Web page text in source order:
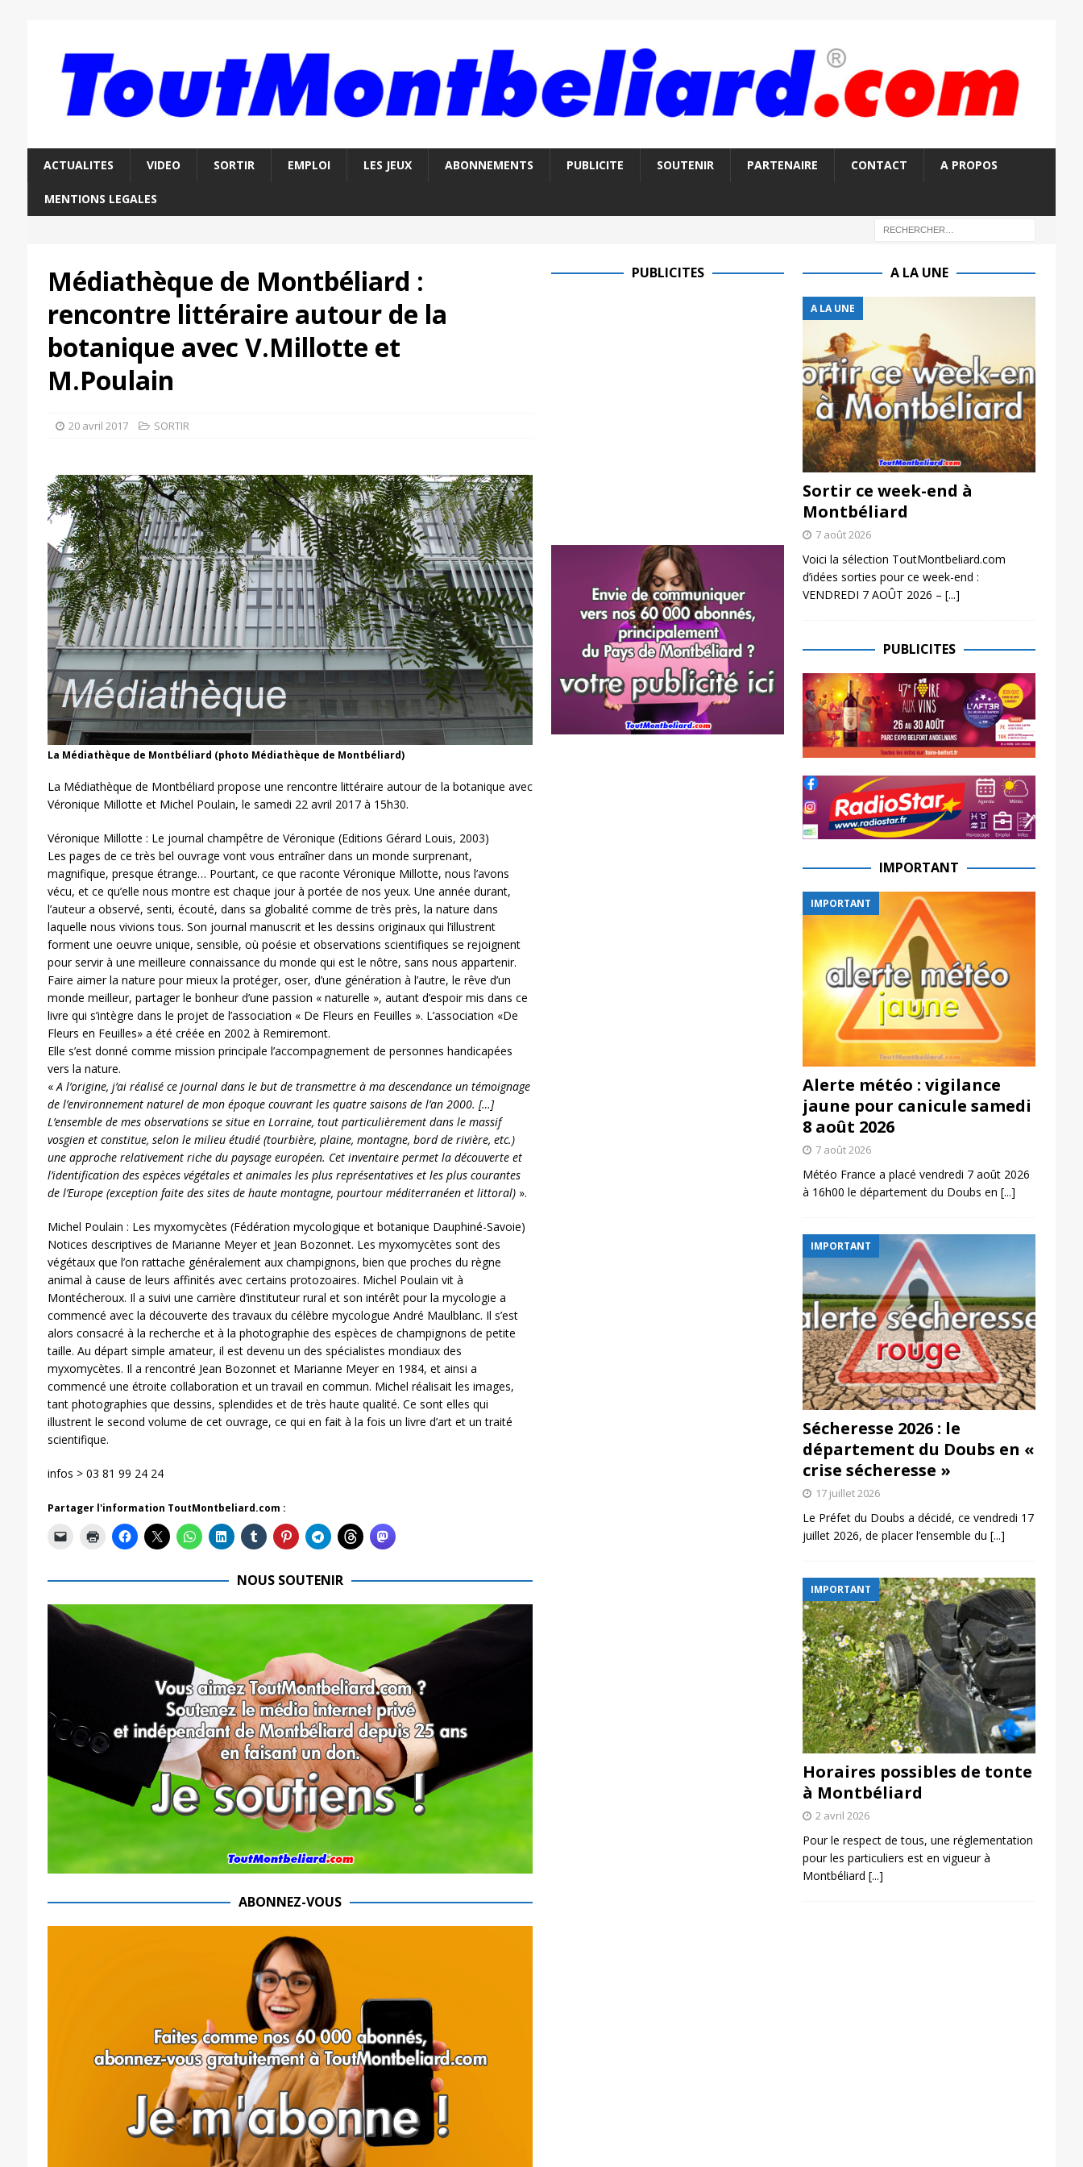
ACTUALITES VIDEO SORTIR EMPLOI LES JEUX ABONNEMENTS PUBLICITE SOUTENIR PARTENAIRE CONTACT A PROPOS
MENTIONS LEGALES
Médiathèque de Montbéliard :
rencontre littéraire autour de la
botanique avec V.Millotte et
M.Poulain
20 avril 2017 SORTIR
La Médiathèque de Montbéliard (photo Médiathèque de Montbéliard)
La Médiathèque de Montbéliard propose une rencontre littéraire autour de la botanique avec
Véronique Millotte et Michel Poulain, le samedi 22 avril 2017 à 15h30.
Véronique Millotte : Le journal champêtre de Véronique (Editions Gérard Louis, 2003)
Les pages de ce très bel ouvrage vont vous entraîner dans un monde surprenant,
magnifique, presque étrange… Pourtant, ce que raconte Véronique Millotte, nous l’avons
vécu, et ce qu’elle nous montre est chaque jour à portée de nos yeux. Une année durant,
l’auteur a observé, senti, écouté, dans sa globalité comme de très près, la nature dans
laquelle nous vivions tous. Son journal manuscrit et les dessins originaux qui l’illustrent
forment une oeuvre unique, sensible, où poésie et observations scientifiques se rejoignent
pour servir à une meilleure connaissance du monde qui est le nôtre, sans nous appartenir.
Faire aimer la nature pour mieux la protéger, oser, d’une génération à l’autre, le rêve d’un
monde meilleur, partager le bonheur d’une passion « naturelle », autant d’espoir mis dans ce
livre qui s’intègre dans le projet de l’association « De Fleurs en Feuilles ». L’association «De
Fleurs en Feuilles» a été créée en 2002 à Remiremont.
Elle s’est donné comme mission principale l’accompagnement de personnes handicapées
vers la nature.
« A l’origine, j’ai réalisé ce journal dans le but de transmettre à ma descendance un témoignage
de l’environnement naturel de mon époque couvrant les quatre saisons de l’an 2000. […]
L’ensemble de mes observations se situe en Lorraine, tout particulièrement dans le massif
vosgien et constitue, selon le milieu étudié (tourbière, plaine, montagne, bord de rivière, etc.)
une approche relativement riche du paysage européen. Cet inventaire permet la découverte et
l’identification des espèces végétales et animales les plus représentatives et les plus courantes
de l’Europe (exception faite des sites de haute montagne, pourtour méditerranéen et littoral)».
Michel Poulain : Les myxomycètes (Fédération mycologique et botanique Dauphiné-Savoie)
Notices descriptives de Marianne Meyer et Jean Bozonnet. Les myxomycètes sont des
végétaux que l’on rattache généralement aux champignons, bien que proches du règne
animal à cause de leurs affinités avec certains protozoaires. Michel Poulain vit à
Montécheroux. Il a suivi une carrière d’instituteur rural et son intérêt pour la mycologie a
commencé avec la découverte des travaux du célèbre mycologue André Maulblanc. Il s’est
alors consacré à la recherche et à la photographie des espèces de champignons de petite
taille. Au départ simple amateur, il est devenu un des spécialistes mondiaux des
myxomycètes. Il a rencontré Jean Bozonnet et Marianne Meyer en 1984, et ainsi a
commencé une étroite collaboration et un travail en commun. Michel réalisait les images,
tant photographies que dessins, splendides et de très haute qualité. Ce sont elles qui
illustrent le second volume de cet ouvrage, ce qui en fait à la fois un livre d’art et un traité
scientifique.
infos > 03 81 99 24 24
Partager l'information ToutMontbeliard.com :
NOUS SOUTENIR
ABONNEZ-VOUS
PUBLICITES A LA UNE
A LA UNE
Sortir ce week-end à
Montbéliard
7 août 2026
Voici la sélection ToutMontbeliard.com
d’idées sorties pour ce week-end :
VENDREDI 7 AOÛT 2026 – [...]
PUBLICITES
IMPORTANT
IMPORTANT
Alerte météo : vigilance
jaune pour canicule samedi
8 août 2026
7 août 2026
Météo France a placé vendredi 7 août 2026
à 16h00 le département du Doubs en [...]
IMPORTANT
Sécheresse 2026 : le
département du Doubs en «
crise sécheresse »
17 juillet 2026
Le Préfet du Doubs a décidé, ce vendredi 17
juillet 2026, de placer l’ensemble du [...]
IMPORTANT
Horaires possibles de tonte
à Montbéliard
2 avril 2026
Pour le respect de tous, une réglementation
pour les particuliers est en vigueur à
Montbéliard [...]